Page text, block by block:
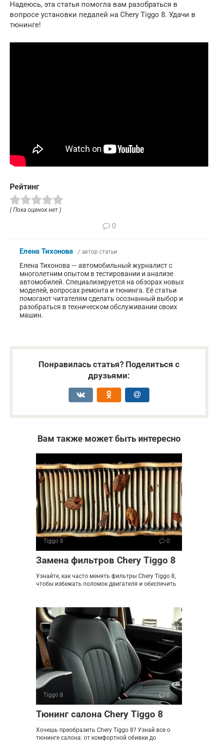
Надеюсь, эта статья помогла вам разобраться в
вопросе установки педалей на Chery Tiggo 8. Удачи в
тюнинге!
Рейтинг
( Пока оценок нет )
0
Елена Тихонова / автор статьи
Елена Тихонова — автомобильный журналист с
многолетним опытом в тестировании и анализе
автомобилей. Специализируется на обзорах новых
моделей, вопросах ремонта и тюнинга. Её статьи
помогают читателям сделать осознанный выбор и
разобраться в техническом обслуживании своих
машин.
Понравилась статья? Поделиться с
друзьями:
Вам также может быть интересно
Tiggo 8 0
Замена фильтров Chery Tiggo 8
Узнайте, как часто менять фильтры Chery Tiggo 8,
чтобы избежать поломок двигателя и обеспечить
Tiggo 8 0
Тюнинг салона Chery Tiggo 8
Хочешь преобразить Chery Tiggo 8? Узнай все о
тюнинге салона: от комфортной обивки до